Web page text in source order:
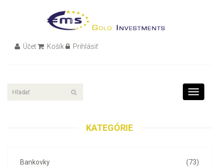
Účet Košík Prihlásiť
Toggle
KATEGÓRIE
(73)
Bankovky